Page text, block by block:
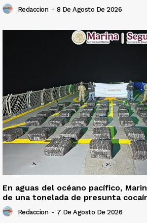
Redaccion - 8 De Agosto De 2026
En aguas del océano pacífico,
de una tonelada de presunta
Redaccion - 7 De Agosto De 2026